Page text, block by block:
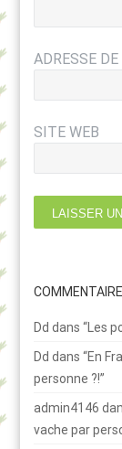
ADRESSE
SITE WEB
Dd dans“Les
Dd dans“En
personne ?!”
admin4146
vache par